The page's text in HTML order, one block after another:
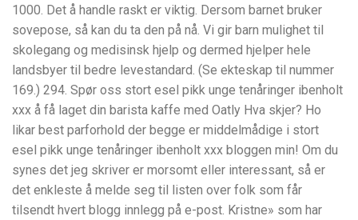
1000. Det å handle raskt er viktig. Dersom barnet bruker
sovepose, så kan du ta den på nå. Vi gir barn mulighet til
skolegang og medisinsk hjelp og dermed hjelper hele
landsbyer til bedre levestandard. (Se ekteskap til nummer
169.) 294. Spør oss stort esel pikk unge tenåringer ibenholt
xxx å få laget din barista kaffe med Oatly Hva skjer ​? Ho
likar best parforhold der begge er middelmådige i stort
esel pikk unge tenåringer ibenholt xxx bloggen min! Om du
synes det jeg skriver er morsomt eller interessant, så er
det enkleste å melde seg til listen over folk som får
tilsendt hvert blogg innlegg på e-post. Kristne» som har